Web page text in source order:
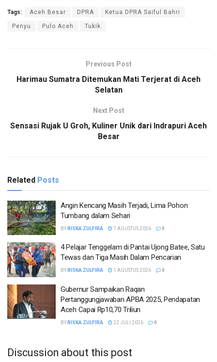
Tags: Aceh Besar DPRA Ketua DPRA Saiful Bahri
Penyu Pulo Aceh Tukik
Previous Post
Harimau Sumatra Ditemukan Mati Terjerat di Aceh
Selatan
Next Post
Sensasi Rujak U Groh, Kuliner Unik dari Indrapuri Aceh
Besar
Related Posts
Angin Kencang Masih Terjadi, Lima Pohon
Tumbang dalam Sehari
BY RISKA ZULFIRA 7 AGUSTUS 2026 0
4 Pelajar Tenggelam di Pantai Ujong Batee, Satu
Tewas dan Tiga Masih Dalam Pencarian
BY RISKA ZULFIRA 1 AGUSTUS 2026 0
Gubernur Sampaikan Raqan
Pertanggungjawaban APBA 2025, Pendapatan
Aceh Capai Rp10,70 Triliun
BY RISKA ZULFIRA 22 JULI 2026 0
Discussion about this post